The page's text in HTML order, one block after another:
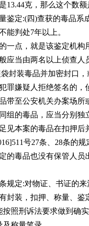
13.44克，那么这个数
鉴定:(四)查获的毒品系
能判处7年以上。
一点，就是该鉴定机
应当由两名以上侦查
封装毒品并加密封口
罪嫌疑人拒绝签名的
带至公安机关办案场
组的毒品，应当分别独
见本案的毒品在扣押
号27条、 28条的规
的毒品也没有保管人
规定:对物证、书证的
封装，扣押、称量、
按照刑诉法要求做到确